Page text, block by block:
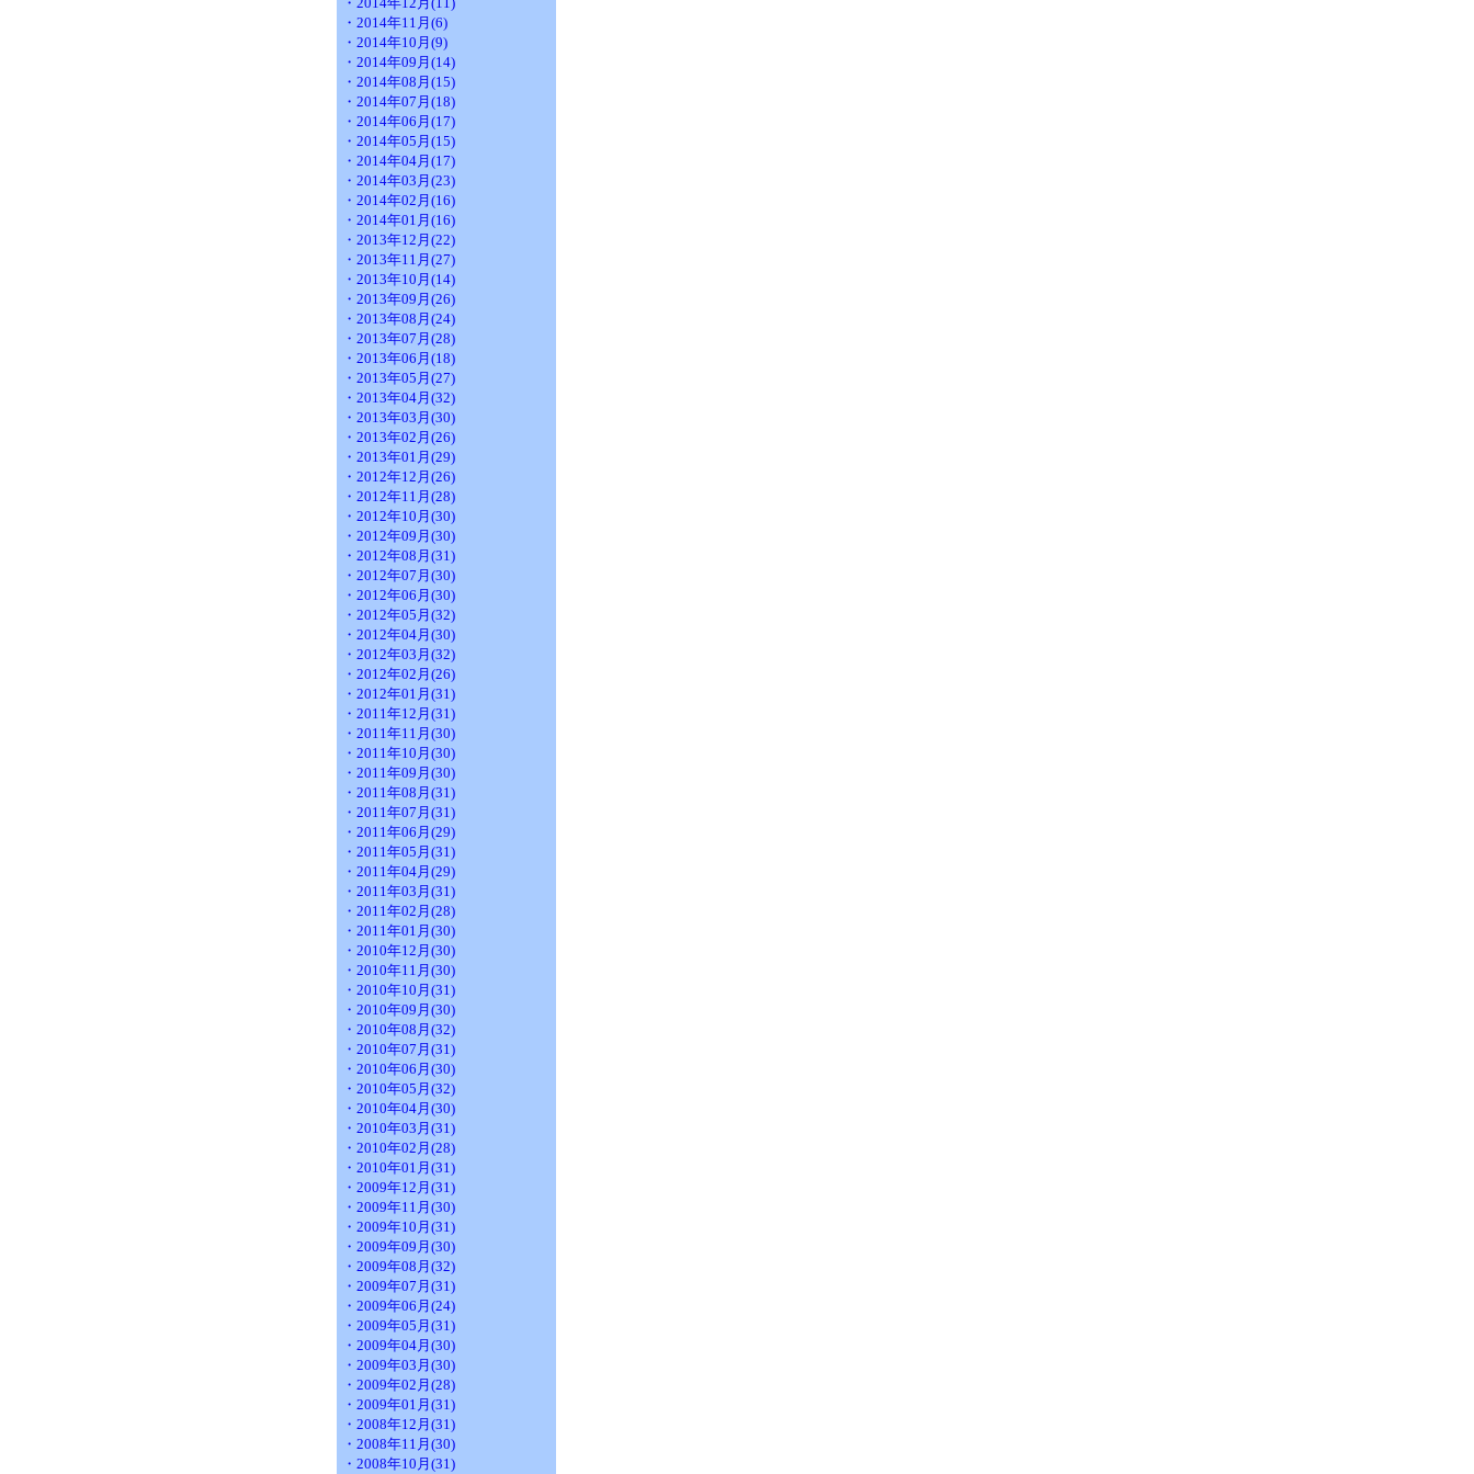
・2014年11月(6)
・2014年10月(9)
・2014年09月(14)
・2014年08月(15)
・2014年07月(18)
・2014年06月(17)
・2014年05月(15)
・2014年04月(17)
・2014年03月(23)
・2014年02月(16)
・2014年01月(16)
・2013年12月(22)
・2013年11月(27)
・2013年10月(14)
・2013年09月(26)
・2013年08月(24)
・2013年07月(28)
・2013年06月(18)
・2013年05月(27)
・2013年04月(32)
・2013年03月(30)
・2013年02月(26)
・2013年01月(29)
・2012年12月(26)
・2012年11月(28)
・2012年10月(30)
・2012年09月(30)
・2012年08月(31)
・2012年07月(30)
・2012年06月(30)
・2012年05月(32)
・2012年04月(30)
・2012年03月(32)
・2012年02月(26)
・2012年01月(31)
・2011年12月(31)
・2011年11月(30)
・2011年10月(30)
・2011年09月(30)
・2011年08月(31)
・2011年07月(31)
・2011年06月(29)
・2011年05月(31)
・2011年04月(29)
・2011年03月(31)
・2011年02月(28)
・2011年01月(30)
・2010年12月(30)
・2010年11月(30)
・2010年10月(31)
・2010年09月(30)
・2010年08月(32)
・2010年07月(31)
・2010年06月(30)
・2010年05月(32)
・2010年04月(30)
・2010年03月(31)
・2010年02月(28)
・2010年01月(31)
・2009年12月(31)
・2009年11月(30)
・2009年10月(31)
・2009年09月(30)
・2009年08月(32)
・2009年07月(31)
・2009年06月(24)
・2009年05月(31)
・2009年04月(30)
・2009年03月(30)
・2009年02月(28)
・2009年01月(31)
・2008年12月(31)
・2008年11月(30)
・2008年10月(31)